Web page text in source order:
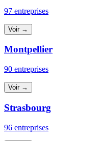
97 entreprises
Voir →
Montpellier
90 entreprises
Voir →
Strasbourg
96 entreprises